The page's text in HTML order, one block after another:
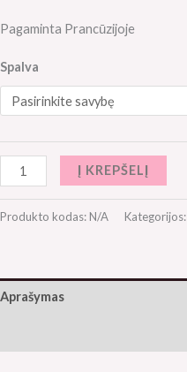
Pagaminta Prancūzijoje
Spalva
Į KREPŠELĮ
Produkto kodas: N/A Kategorijos:
Aprašymas